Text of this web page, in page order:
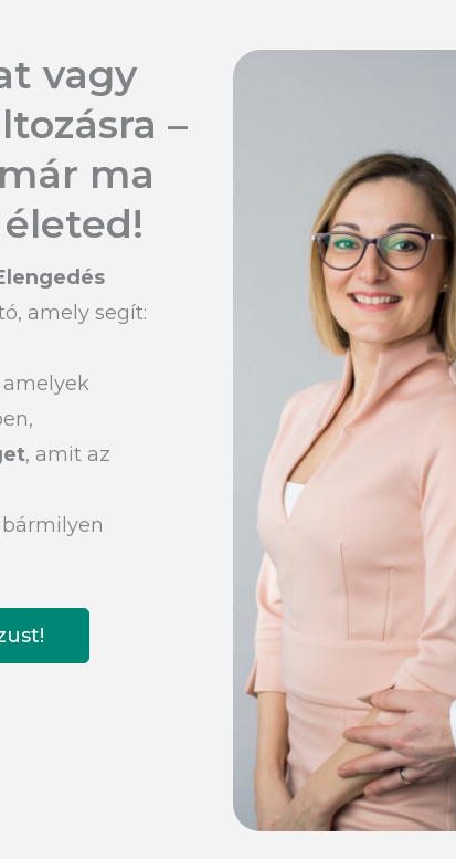
vagy
–
ma
amely segít:
amelyek
, amit az
bármilyen